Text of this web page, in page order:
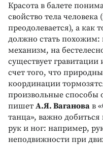
Красота в балете
свойство тела человека
преодолевается), а как
должно стать
механизм, на
существует гравитации
счет того, что
координации
произвольные способы
пишет А.Я. Ваганова в
танца», важно
рук и ног: например,
неподвижности при